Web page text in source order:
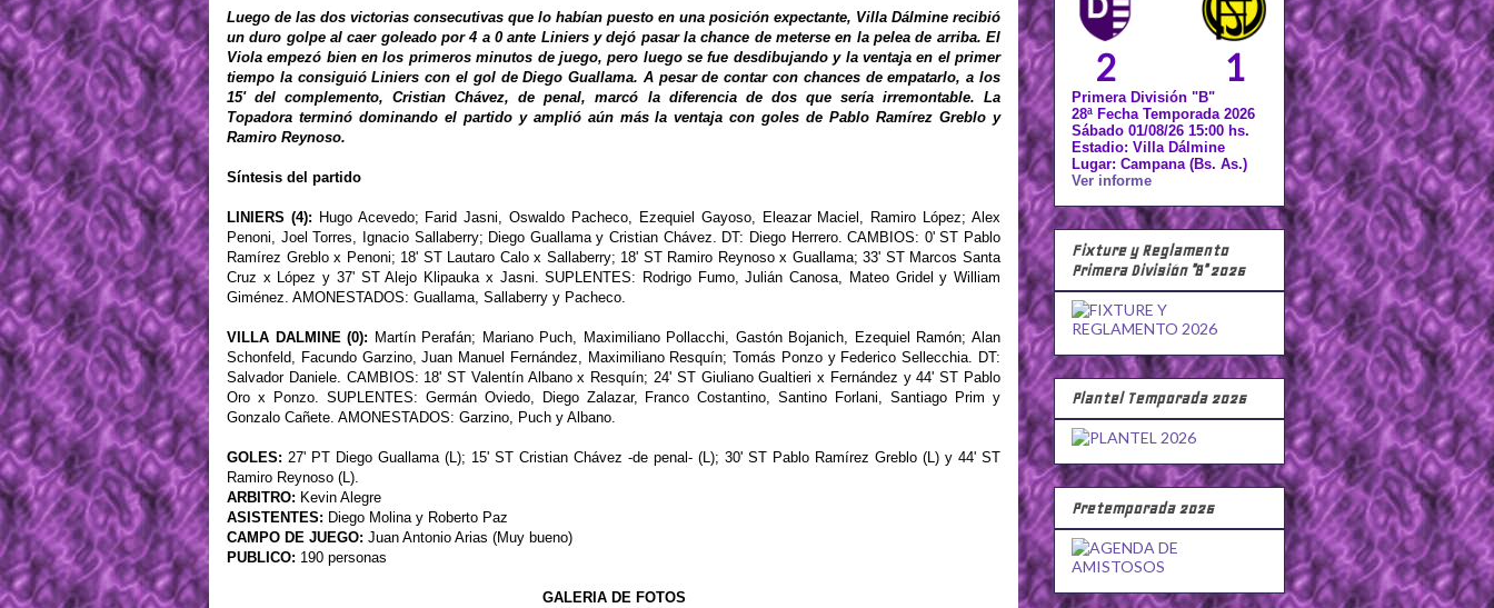
Luego de las dos victorias consecutivas que lo habían puesto en una posición expectante, Villa Dálmine recibió
un duro golpe al caer goleado por 4 a 0 ante Liniers y dejó pasar la chance de meterse en la pelea de arriba. El
Viola empezó bien en los primeros minutos de juego, pero luego se fue desdibujando y la ventaja en el primer
tiempo la consiguió Liniers con el gol de Diego Guallama. A pesar de contar con chances de empatarlo, a los
15' del complemento, Cristian Chávez, de penal, marcó la diferencia de dos que sería irremontable. La
Topadora terminó dominando el partido y amplió aún más la ventaja con goles de Pablo Ramírez Greblo y
Ramiro Reynoso.
Síntesis del partido
LINIERS (4): Hugo Acevedo; Farid Jasni, Oswaldo Pacheco, Ezequiel Gayoso, Eleazar Maciel, Ramiro López; Alex
Penoni, Joel Torres, Ignacio Sallaberry; Diego Guallama y Cristian Chávez. DT: Diego Herrero. CAMBIOS: 0' ST Pablo
Ramírez Greblo x Penoni; 18' ST Lautaro Calo x Sallaberry; 18' ST Ramiro Reynoso x Guallama; 33' ST Marcos Santa
Cruz x López y 37' ST Alejo Klipauka x Jasni. SUPLENTES: Rodrigo Fumo, Julián Canosa, Mateo Gridel y William
Giménez. AMONESTADOS: Guallama, Sallaberry y Pacheco.
VILLA DALMINE (0): Martín Perafán; Mariano Puch, Maximiliano Pollacchi, Gastón Bojanich, Ezequiel Ramón; Alan
Schonfeld, Facundo Garzino, Juan Manuel Fernández, Maximiliano Resquín; Tomás Ponzo y Federico Sellecchia. DT:
Salvador Daniele. CAMBIOS: 18' ST Valentín Albano x Resquín; 24' ST Giuliano Gualtieri x Fernández y 44' ST Pablo
Oro x Ponzo. SUPLENTES: Germán Oviedo, Diego Zalazar, Franco Costantino, Santino Forlani, Santiago Prim y
Gonzalo Cañete. AMONESTADOS: Garzino, Puch y Albano.
GOLES: 27' PT Diego Guallama (L); 15' ST Cristian Chávez -de penal- (L); 30' ST Pablo Ramírez Greblo (L) y 44' ST
Ramiro Reynoso (L).
ARBITRO: Kevin Alegre
ASISTENTES: Diego Molina y Roberto Paz
CAMPO DE JUEGO: Juan Antonio Arias (Muy bueno)
PUBLICO: 190 personas
GALERIA DE FOTOS
2 1
Primera División "B"
28ª Fecha Temporada 2026
Sábado 01/08/26 15:00 hs.
Estadio: Villa Dálmine
Lugar: Campana (Bs. As.)
Ver informe
Fixture y Reglamento
Primera División "B" 2026
Plantel Temporada 2026
Pretemporada 2026